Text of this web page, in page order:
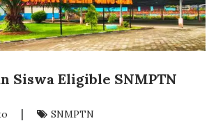
Siswa Eligible SNMPTN
| SNMPTN